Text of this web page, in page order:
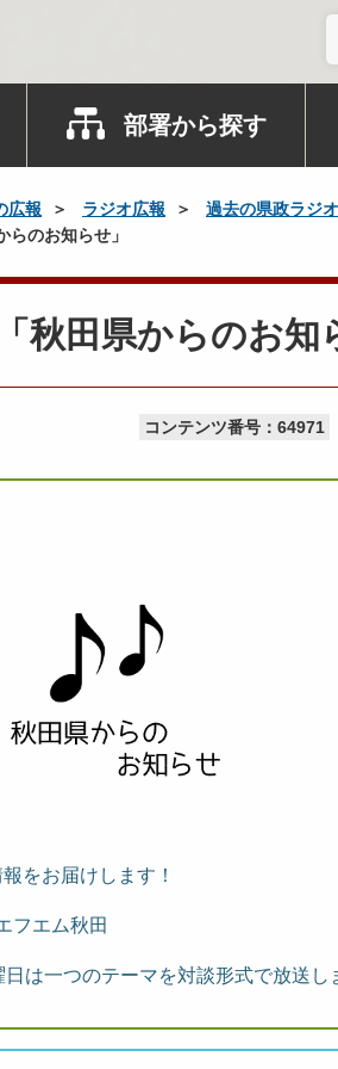
部署から探す
広報 ラジオ広報
過去の県政ラジ
のお知らせ」
田県からのお知
コンテンツ番号：64971
をお届けします！
エム秋田
一つのテーマを対談形式で放送し